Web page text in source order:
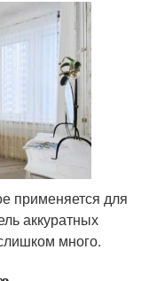
применяется для
аккуратных
много.